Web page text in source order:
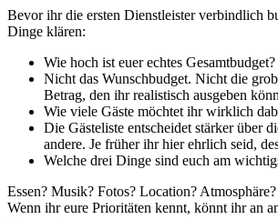
Bevor ihr die ersten Dienstleister verbindlich
Dinge klären:
Wie hoch ist euer echtes Gesamtbudget?
Nicht das Wunschbudget. Nicht die
Betrag, den ihr realistisch ausgeben
Wie viele Gäste möchtet ihr wirklich
Die Gästeliste entscheidet stärker über
andere. Je früher ihr hier ehrlich seid,
Welche drei Dinge sind euch am
Essen? Musik? Fotos? Location?
Wenn ihr eure Prioritäten kennt, könnt ihr an